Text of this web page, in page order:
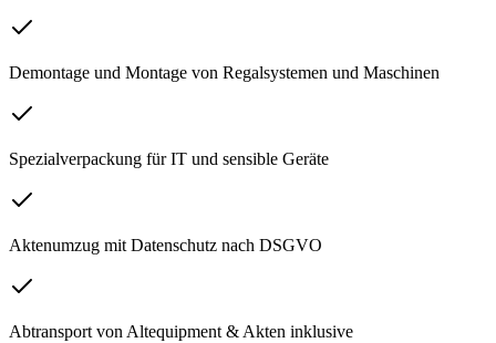
Demontage und Montage von Regalsystemen und Maschinen
Spezialverpackung für IT und sensible Geräte
Aktenumzug mit Datenschutz nach DSGVO
Abtransport von Altequipment & Akten inklusive